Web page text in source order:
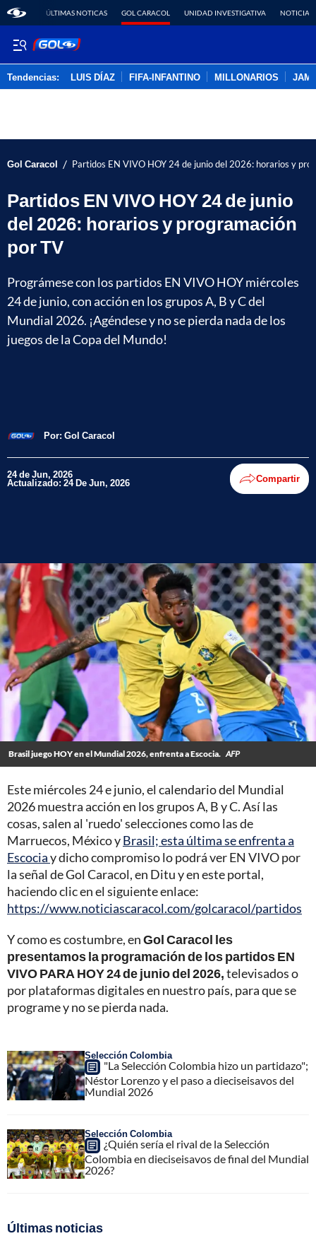
ÚLTIMAS NOTICAS GOL CARACOL UNIDAD INVESTIGATIVA NOTICIAS
Tendencias: LUIS DÍAZ FIFA-INFANTINO MILLONARIOS
Gol Caracol / Partidos EN VIVO HOY 24 de junio del 2026: horarios y
Partidos EN VIVO HOY 24 de junio
del 2026: horarios y programación
por TV
Prográmese con los partidos EN VIVO HOY miércoles
24 de junio, con acción en los grupos A, B y C del
Mundial 2026. ¡Agéndese y no se pierda nada de los
juegos de la Copa del Mundo!
Por: Gol Caracol
24 de Jun, 2026
Actualizado: 24 De Jun, 2026 Compartir
Brasil juego HOY en el Mundial 2026, enfrenta a Escocia. AFP
Este miércoles 24 e junio, el calendario del Mundial
2026 muestra acción en los grupos A, B y C. Así las
cosas, salen al 'ruedo' selecciones como las de
Marruecos, México yBrasil; esta última se enfrenta a
Escociay dicho compromiso lo podrá ver EN VIVO por
la señal de Gol Caracol, en Ditu y en este portal,
haciendo clic en el siguiente enlace:
https://www.noticiascaracol.com/golcaracol/partidos
Y como es costumbre, enGol Caracol les
presentamos la programación de los partidos EN
VIVO PARA HOY 24 de junio del 2026,televisados o
por plataformas digitales en nuestro país, para que se
programe y no se pierda nada.
Selección Colombia
"La Selección Colombia hizo un partidazo";
Néstor Lorenzo y el paso a dieciseisavos del
Mundial 2026
Selección Colombia
¿Quién sería el rival de la Selección
Colombia en dieciseisavos de final del Mundial
2026?
Últimas noticias